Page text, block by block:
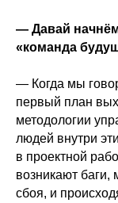
— Давай начнём
«команда
— Когда мы
первый план
методологии
людей внутри
в проектной
возникают баги,
сбоя, и